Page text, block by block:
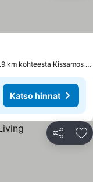
Rapaniana, 13.9 km kohteesta Kissamos - Kastelli
Katso hinnat
Jaa